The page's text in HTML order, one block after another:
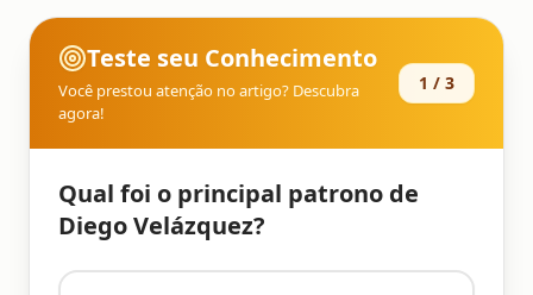
Teste seu Conhecimento
Você prestou atenção no artigo? Descubra
agora!
1 / 3
Qual foi o principal patrono de
Diego Velázquez?